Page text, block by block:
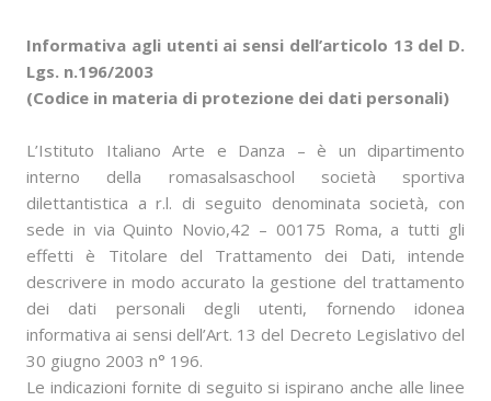
Informativa agli utenti ai sensi dell’articolo 13 del D.
Lgs. n.196/2003
(Codice in materia di protezione dei dati personali)
L’Istituto Italiano Arte e Danza – è un dipartimento
interno della romasalsaschool società sportiva
dilettantistica a r.l. di seguito denominata società, con
sede in via Quinto Novio,42 – 00175 Roma, a tutti gli
effetti è Titolare del Trattamento dei Dati, intende
descrivere in modo accurato la gestione del trattamento
dei dati personali degli utenti, fornendo idonea
informativa ai sensi dell’Art. 13 del Decreto Legislativo del
30 giugno 2003 n° 196.
Le indicazioni fornite di seguito si ispirano anche alle linee